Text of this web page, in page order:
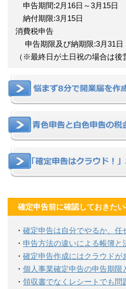
申告期間:2月16日～3月15日
納付期限:3月15日
消費税申告
申告期限及び納期限:3月31日
（※最終日が土日祝の場合は後
確定申告前に確認しておきた
・ 確定申告は自分でやるか、任
・ 申告方法の違いによる帳簿と
・ 確定申告作成にはクラウドが
・ 個人事業確定申告の申告期限
・ 領収書でなくレシートでも問